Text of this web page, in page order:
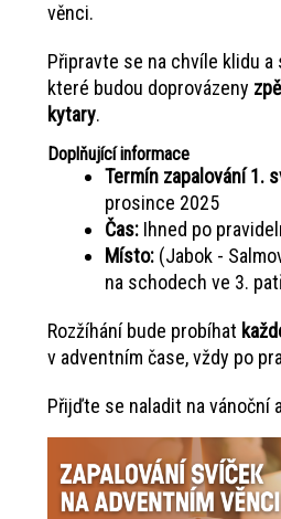
věnci.
Připravte se na chvíle klidu
které budou doprovázeny
kytary.
Doplňující informace
Termín zapalování 1.
prosince 2025
Čas:Ihned po
Místo:(Jabok -
na schodech ve 3.
Rozžíhání bude probíhat
v adventním čase, vždy po
Přijďte se naladit na vánoční